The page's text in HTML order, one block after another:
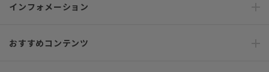
インフォメーション
おすすめコンテンツ